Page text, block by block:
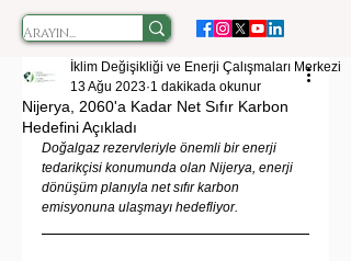
Nijerya, 2060'a Kadar Net Sıfır Karbon
Hedefini Açıkladı
İklim Değişikliği ve Enerji Çalışmaları Merkezi
13 Ağu 2023 1 dakikada okunur
Doğalgaz rezervleriyle önemli bir enerji
tedarikçisi konumunda olan Nijerya, enerji
dönüşüm planıyla net sıfır karbon
emisyonuna ulaşmayı hedefliyor.